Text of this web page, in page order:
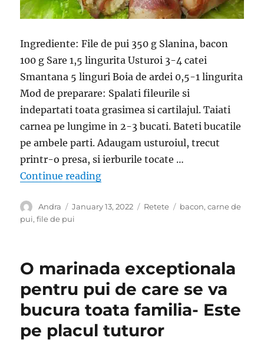
Ingrediente: File de pui 350 g Slanina, bacon
100 g Sare 1,5 lingurita Usturoi 3-4 catei
Smantana 5 linguri Boia de ardei 0,5-1 lingurita
Mod de preparare: Spalati fileurile si
indepartati toata grasimea si cartilajul. Taiati
carnea pe lungime in 2-3 bucati. Bateti bucatile
pe ambele parti. Adaugam usturoiul, trecut
printr-o presa, si ierburile tocate …
Continue reading“File de pui invelit in bacon- Una
Author
Andra
Posted
on
January 13, 2022 Categories
Retete Tags
bacon,carne de
pui,file de pui
O marinada exceptionala
pentru pui de care se va
bucura toata familia- Este
pe placul tuturor